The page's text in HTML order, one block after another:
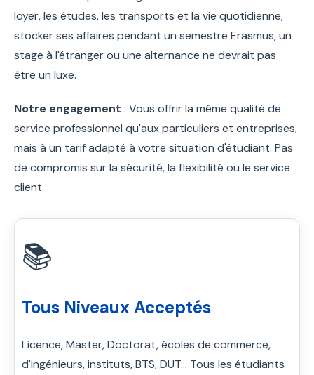
loyer, les études, les transports et la vie quotidienne,
stocker ses affaires pendant un semestre Erasmus, un
stage à l'étranger ou une alternance ne devrait pas
être un luxe.
Notre engagement : Vous offrir la même qualité de
service professionnel qu'aux particuliers et entreprises,
mais à un tarif adapté à votre situation d'étudiant. Pas
de compromis sur la sécurité, la flexibilité ou le service
client.
📚
Tous Niveaux Acceptés
Licence, Master, Doctorat, écoles de commerce,
d'ingénieurs, instituts, BTS, DUT... Tous les étudiants